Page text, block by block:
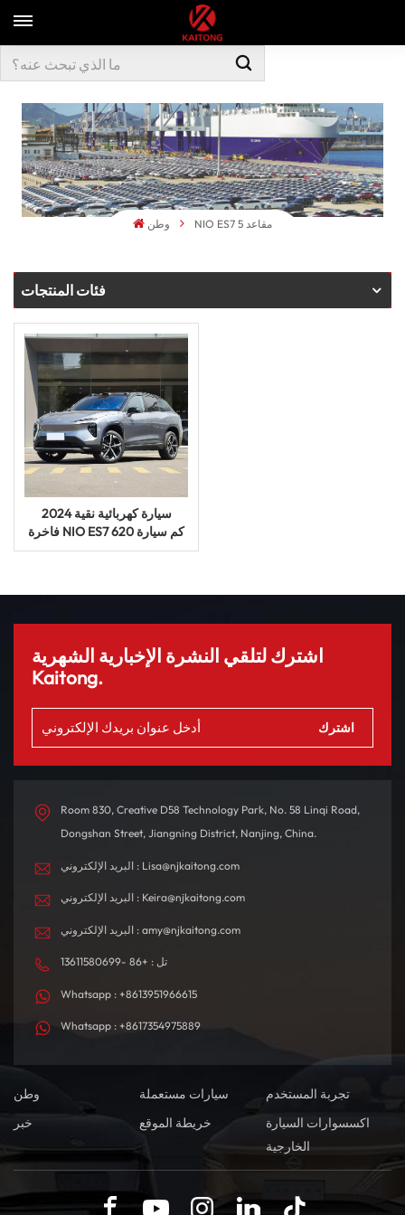
وطن NIO ES7 5 مقاعد
فئات المنتجات
2024 سيارة كهربائية نقية
فاخرة NIO ES7 620 كم سيارة
طاقة جديدة سيارة UV
اشترك لتلقي النشرة الإخبارية الشهرية
Kaitong.
Room 830, Creative D58 Technology Park, No. 58 Linqi Road,
Dongshan Street, Jiangning District, Nanjing, China.
البريد الإلكتروني : Lisa@njkaitong.com
البريد الإلكتروني : Keira@njkaitong.com
البريد الإلكتروني : amy@njkaitong.com
تل : +86 -13611580699
Whatsapp : +8613951966615
Whatsapp : +8617354975889
وطن سيارات مستعملة
تجربة المستخدم
خبر
خريطة الموقع
اكسسوارات السيارة
الخارجية